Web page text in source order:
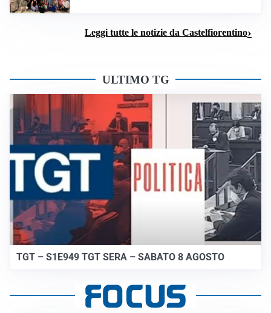
Leggi tutte le notizie da Castelfiorentino
ULTIMO TG
TGT – S1E949 TGT SERA – SABATO 8 AGOSTO